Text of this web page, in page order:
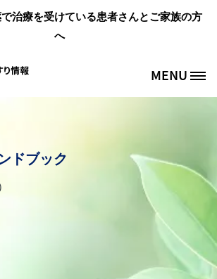
メインコンテンツに移動
治療を受けている患者さんとご家族の方
へ
MENU
ドブック